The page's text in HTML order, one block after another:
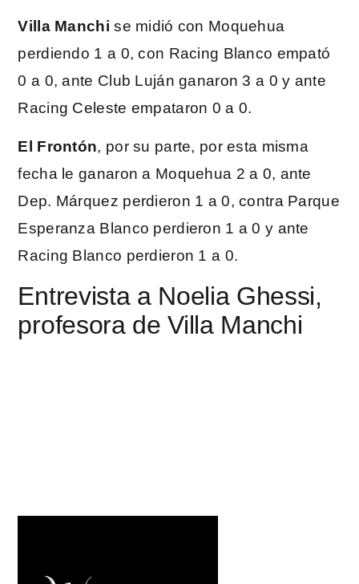
Villa Manchi se midió con Moquehua
perdiendo 1 a 0, con Racing Blanco empató
0 a 0, ante Club Luján ganaron 3 a 0 y ante
Racing Celeste empataron 0 a 0.
El Frontón, por su parte, por esta misma
fecha le ganaron a Moquehua 2 a 0, ante
Dep. Márquez perdieron 1 a 0, contra Parque
Esperanza Blanco perdieron 1 a 0 y ante
Racing Blanco perdieron 1 a 0.
Entrevista a Noelia Ghessi,
profesora de Villa Manchi